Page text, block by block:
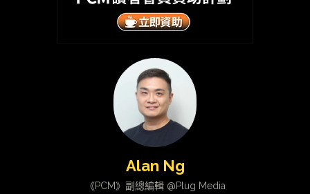
Alan Ng
《PCM》副總編輯 @Plug Media